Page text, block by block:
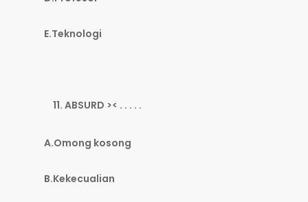
E.Teknologi
ABSURD >< . . . . .
A.Omong kosong
B.Kekecualian